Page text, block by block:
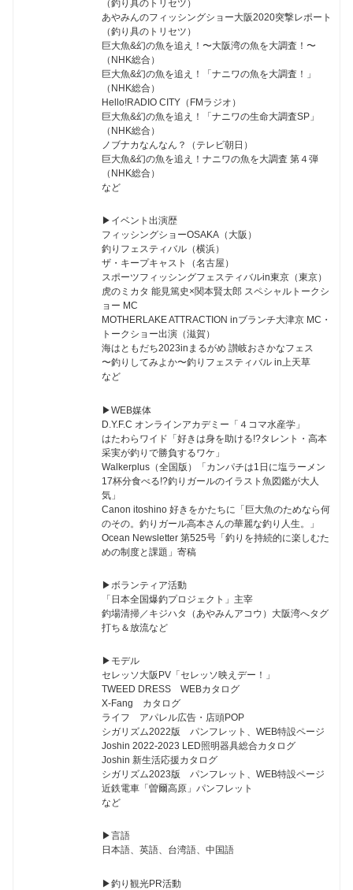
（釣り具のトリセツ）
あやみんのフィッシングショー大阪2020突撃レポート
（釣り具のトリセツ）
巨大魚&幻の魚を追え！〜大阪湾の魚を大調査！〜
（NHK総合）
巨大魚&幻の魚を追え！「ナニワの魚を大調査！」
（NHK総合）
Hello!RADIO CITY（FMラジオ）
巨大魚&幻の魚を追え！「ナニワの生命大調査SP」
（NHK総合）
ノブナカなんなん？（テレビ朝日）
巨大魚&幻の魚を追え！ナニワの魚を大調査 第４弾
（NHK総合）
など
▶︎イベント出演歴
フィッシングショーOSAKA（大阪）
釣りフェスティバル（横浜）
ザ・キープキャスト（名古屋）
スポーツフィッシングフェスティバルin東京（東京）
虎のミカタ 能見篤史×関本賢太郎 スペシャルトークシ
ョー MC
MOTHERLAKE ATTRACTION inブランチ大津京 MC・
トークショー出演（滋賀）
海はともだち2023inまるがめ 讃岐おさかなフェス
〜釣りしてみよか〜釣りフェスティバル in上天草
など
▶︎WEB媒体
D.Y.F.C オンラインアカデミー「４コマ水産学」
はたわらワイド「好きは身を助ける!?タレント・高本
采実が釣りで勝負するワケ」
Walkerplus（全国版）「カンパチは1日に塩ラーメン
17杯分食べる!?釣りガールのイラスト魚図鑑が大人
気」
Canon itoshino 好きをかたちに「巨大魚のためなら何
のその。釣りガール高本さんの華麗な釣り人生。」
Ocean Newsletter 第525号「釣りを持続的に楽しむた
めの制度と課題」寄稿
▶︎ボランティア活動
「日本全国爆釣プロジェクト」主宰
釣場清掃／キジハタ（あやみんアコウ）大阪湾へタグ
打ち＆放流など
▶︎モデル
セレッソ大阪PV「セレッソ映えデー！」
TWEED DRESS WEBカタログ
X-Fang カタログ
ライフ アパレル広告・店頭POP
シガリズム2022版 パンフレット、WEB特設ページ
Joshin 2022-2023 LED照明器具総合カタログ
Joshin 新生活応援カタログ
シガリズム2023版 パンフレット、WEB特設ページ
近鉄電車「曽爾高原」パンフレット
など
▶︎言語
日本語、英語、台湾語、中国語
▶︎釣り観光PR活動